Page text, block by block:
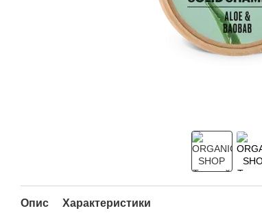
Опис Характеристики